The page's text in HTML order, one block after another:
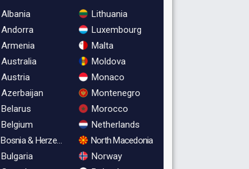
Albania
Andorra
Armenia
Australia
Austria
Azerbaijan
Belarus
Belgium
Bosnia & Herzegovina
Bulgaria
Lithuania
Luxembourg
Malta
Moldova
Monaco
Montenegro
Morocco
Netherlands
North Macedonia
Norway